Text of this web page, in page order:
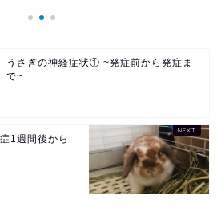
うさぎの神経症状① ~発症前から発症ま
で~
1週間後から